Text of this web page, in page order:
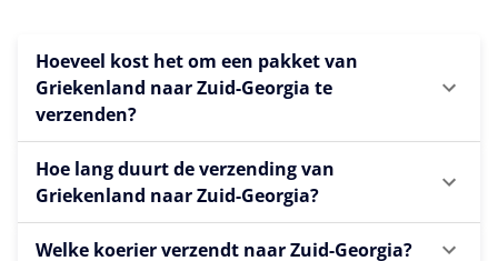
Hoeveel kost het om een pakket van
Griekenland naar Zuid-Georgia te
verzenden?
Hoe lang duurt de verzending van
Griekenland naar Zuid-Georgia?
Welke koerier verzendt naar Zuid-Georgia?